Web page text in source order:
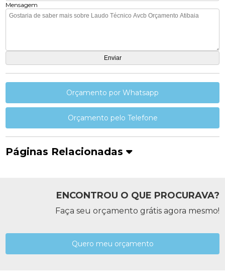
Mensagem
Orçamento por Whatsapp
Orçamento pelo Telefone
Páginas Relacionadas
ENCONTROU O QUE PROCURAVA?
Faça seu orçamento grátis agora mesmo!
Quero meu orçamento